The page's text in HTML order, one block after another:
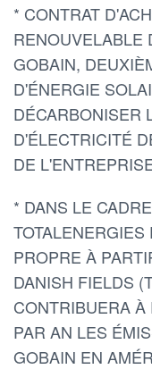
* CONTRAT
RENOUVELABLE
GOBAIN,
D'ÉNERGIE
DÉCARBONISER
D'ÉLECTRICITÉ
DE
* DANS LE
PROPRE À
DANISH FIELDS
CONTRIBUERA
PAR AN LES
GOBAIN EN